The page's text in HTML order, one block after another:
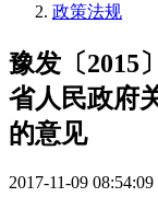
政策法规
豫发〔2015
省人民政府
的意见
2017-11-09 08:54:09